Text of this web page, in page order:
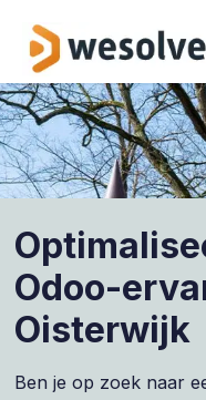
Odoo-
Oisterwijk
Ben je op zoek naar